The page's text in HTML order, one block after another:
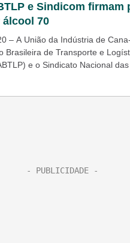
e Sindicom firmam
70
– A União da Indústria de
Brasileira de Transporte e
e o Sindicato Nacional